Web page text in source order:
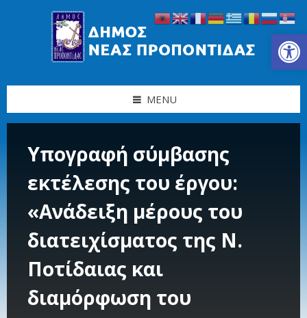
Ανοίξτε τη γραμμή εργαλείων
MENU
Υπογραφή σύμβασης
εκτέλεσης του έργου:
«Ανάδειξη μέρους του
διατειχίσματος της Ν.
Ποτίδαιας και
διαμόρφωση του